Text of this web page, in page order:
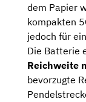
dem Papier
kompakten
jedoch für
Die Batterie
Reichweite
bevorzugte